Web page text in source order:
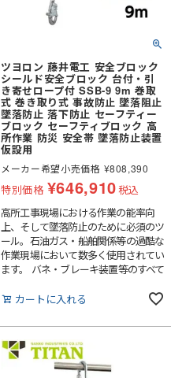
ツヨロン 藤井電工 安全ブロック
シールド安全ブロック 台付・引
き寄せロープ付 SSB-9 9m 巻取
式 巻き取り式 事故防止 墜落阻止
墜落防止 落下防止 セーフティー
ブロック セーフティブロック 高
所作業 防災 安全帯 墜落防止装置
仮設用
メーカー希望小売価格 ¥808,390
特別価格 ¥646,910税込
高所工事現場における作業の能率向
上、そして墜落防止のために必須のツ
ール。石油ガス・船舶関係等の過酷な
作業現場において数多く使用されてい
ます。 バネ・ブレーキ装置等のすべて
物を寄せつけない密封設計により、最
でも、ハウジング内部に配慮する必要
はありません。最も過酷な環境での使
用にも耐え、究極の安全性、信頼性を
提供します。
カートに入れる